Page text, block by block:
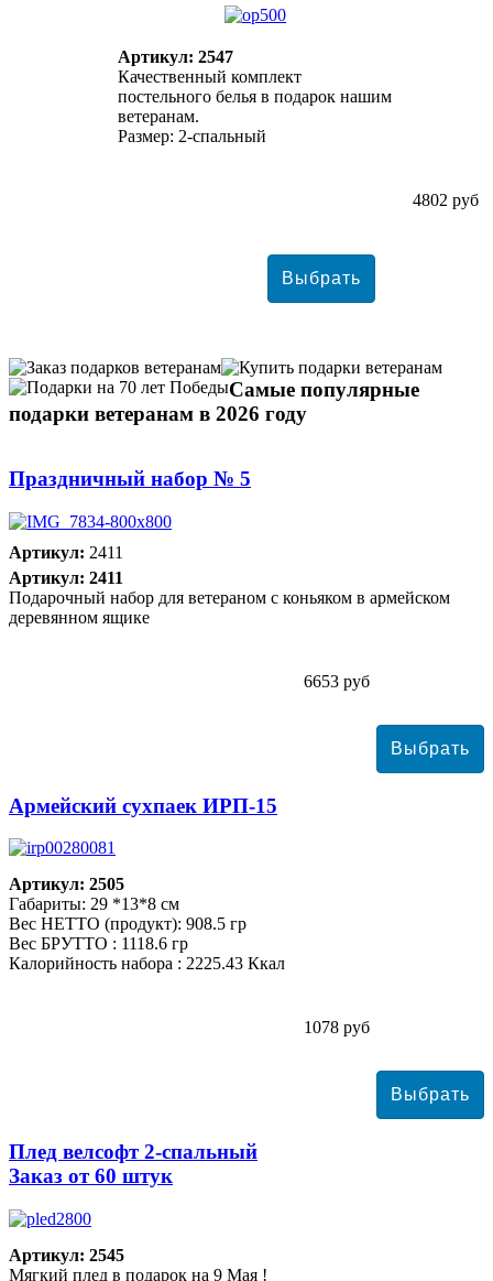
Артикул: 2547
Качественный комплект
постельного белья в подарок нашим
ветеранам.
Размер: 2-спальный
4802 руб
Самые популярные
подарки ветеранам в 2026 году
Праздничный набор № 5
Артикул: 2411
Артикул: 2411
Подарочный набор для ветераном с коньяком в армейском
деревянном ящике
6653 руб
Армейский сухпаек ИРП-15
Артикул: 2505
Габариты: 29 *13*8 см
Вес НЕТТО (продукт): 908.5 гр
Вес БРУТТО : 1118.6 гр
Калорийность набора : 2225.43 Ккал
1078 руб
Плед велсофт 2-спальный
Заказ от 60 штук
Артикул: 2545
Мягкий плед в подарок на 9 Мая !